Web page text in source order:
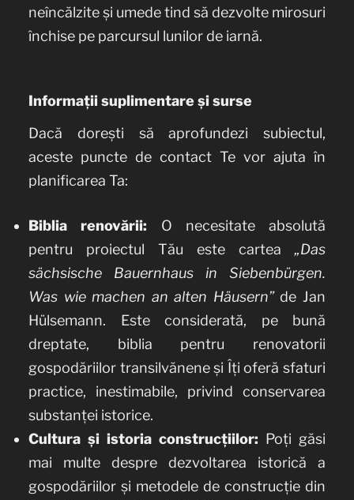
neîncălzite și umede tind să dezvolte mirosuri
închise pe parcursul lunilor de iarnă.
Informații suplimentare și surse
Dacă dorești să aprofundezi subiectul,
aceste puncte de contact Te vor ajuta în
planificarea Ta:
Biblia renovării: O necesitate absolută
pentru proiectul Tău este cartea „Das
sächsische Bauernhaus in Siebenbürgen.
Was wie machen an alten Häusern”de Jan
Hülsemann. Este considerată, pe bună
dreptate, biblia pentru renovatorii
gospodăriilor transilvănene și Îți oferă sfaturi
practice, inestimabile, privind conservarea
substanței istorice.
Cultura și istoria construcțiilor: Poți găsi
mai multe despre dezvoltarea istorică a
gospodăriilor și metodele de construcție din